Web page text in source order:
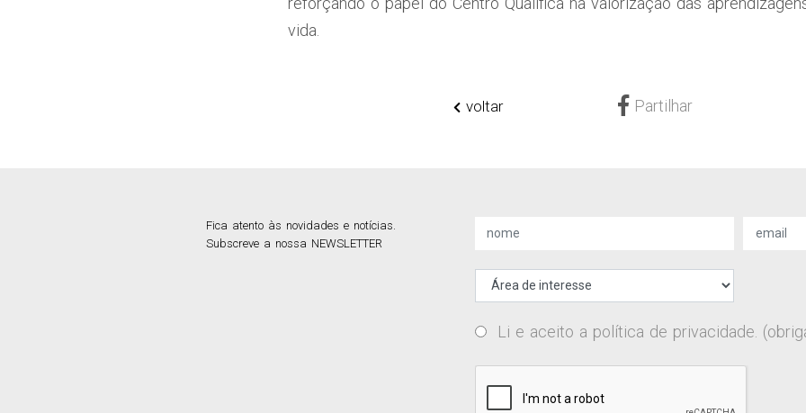
vida.
voltar Partilhar
Fica atento às novidades e notícias.
Subscreve a nossa NEWSLETTER
Li e aceito a política de privacidade .